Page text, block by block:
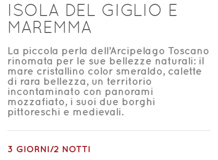
ISOLA DEL GIGLIO E
MAREMMA
La piccola perla dell’Arcipelago Toscano
rinomata per le sue bellezze naturali: il
mare cristallino color smeraldo, calette
di rara bellezza, un territorio
incontaminato con panorami
mozzafiato, i suoi due borghi
pittoreschi e medievali.
3 GIORNI/2 NOTTI